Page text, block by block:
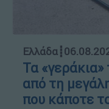
Ελλάδα┋
Τα
από τη
που κάποτε